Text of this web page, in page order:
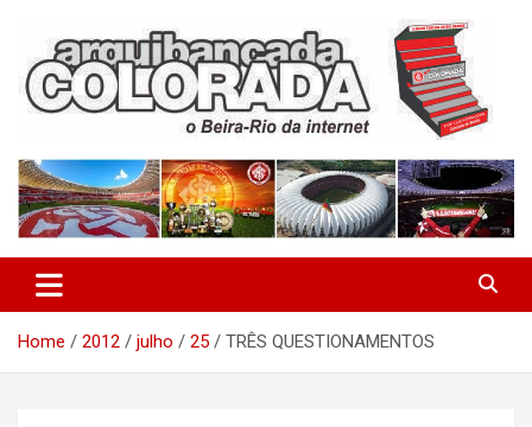
content
Arquibancada Colorada
Home 2012 julho 25 TRÊS QUESTIONAMENTOS